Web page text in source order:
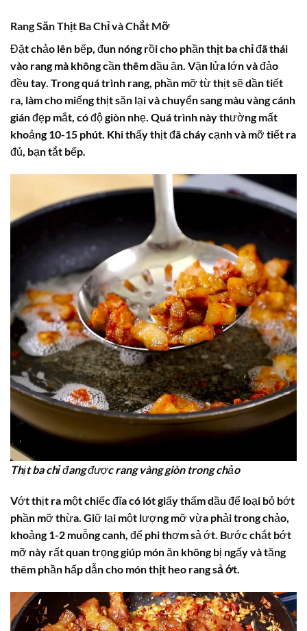
Rang Săn Thịt Ba Chỉ và Chắt Mỡ
Đặt chảo lên bếp, đun nóng rồi cho phầnthịt ba chỉđã thái
vào rang mà không cần thêm dầu ăn. Vặn lửa lớn và đảo
đều tay. Trong quá trình rang, phần mỡ từ thịt sẽ dần tiết
ra, làm cho miếng thịt săn lại và chuyển sang màu vàng cánh
gián đẹp mắt, có độ giòn nhẹ. Quá trình này thường mất
khoảng 10-15 phút. Khi thấy thịt đã cháy cạnh và mỡ tiết ra
đủ, bạn tắt bếp.
Thịt ba chỉ đang được rang vàng giòn trong chảo
Vớt thịt ra một chiếc đĩa có lót giấy thấm dầu để loại bỏ bớt
phần mỡ thừa. Giữ lại một lượng mỡ vừa phải trong chảo,
khoảng 1-2 muỗng canh, để phi thơm sả ớt. Bước chắt bớt
mỡ này rất quan trọng giúp món ăn không bị ngấy và tăng
thêm phần hấp dẫn cho mónthịt heo rang sả ớt.